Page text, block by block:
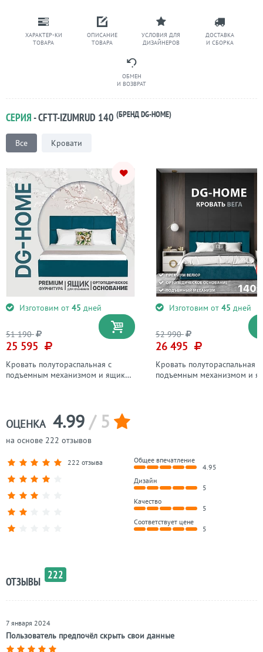
ХАРАКТЕР-КИ
ТОВАРА
ОПИСАНИЕ
ТОВАРА
УСЛОВИЯ ДЛЯ
ДИЗАЙНЕРОВ
ДОСТАВКА
И СБОРКА
ОБМЕН
И ВОЗВРАТ
СЕРИЯ- CFTT-IZUMRUD 140 (БРЕНД DG-HOME)
Все Кровати
Изготовим от 45 дней
51 190
25 595
Кровать полутораспальная с
подъемным механизмом и ящиком
Изготовим от 45 дней
52 990
26 495
Кровать полутораспальная с
подъемным механизмом и
ОЦЕНКА 4.99 / 5
на основе 222 отзывов
222 отзыва
Общее впечатление
4.95
Дизайн
5
Качество
5
Соответствует цене
5
ОТЗЫВЫ
222
Пользователь предпочёл скрыть свои данные
7 января 2024